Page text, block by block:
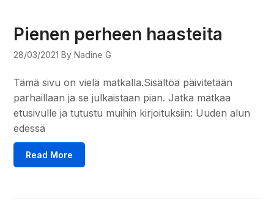
Pienen perheen haasteita
28/03/2021 By Nadine G
Tämä sivu on vielä matkalla.Sisältöä päivitetään
parhaillaan ja se julkaistaan pian. Jatka matkaa
etusivulle ja tutustu muihin kirjoituksiin: Uuden alun
edessä
Read More